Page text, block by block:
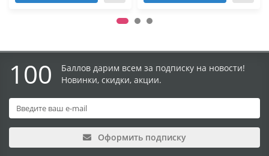
100
Баллов дарим всем за подписку на новости!
Новинки, скидки, акции.
Оформить подписку